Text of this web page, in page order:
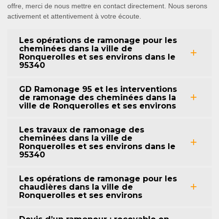
offre, merci de nous mettre en contact directement. Nous serons
activement et attentivement à votre écoute.
Les opérations de ramonage pour les
cheminées dans la ville de
Ronquerolles et ses environs dans le
95340
GD Ramonage 95 et les interventions
de ramonage des cheminées dans la
ville de Ronquerolles et ses environs
Les travaux de ramonage des
cheminées dans la ville de
Ronquerolles et ses environs dans le
95340
Les opérations de ramonage pour les
chaudières dans la ville de
Ronquerolles et ses environs